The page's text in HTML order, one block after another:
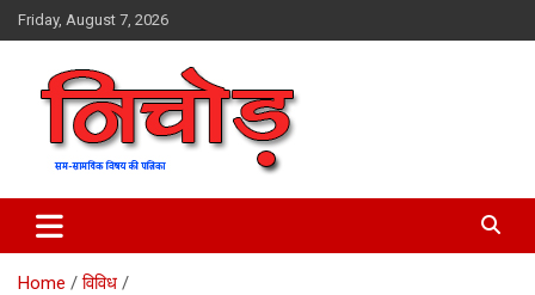
Skip
to
Friday, August 7, 2026
Nichod
Home
विविध